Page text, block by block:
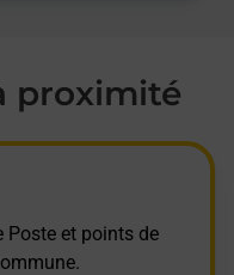
proximité
Poste et points de